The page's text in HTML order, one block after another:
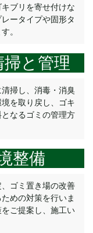
ブリを寄せ付けな
ータイプや固形タ
。
と管理
掃し、消毒・消臭
を取り戻し、ゴキ
なるゴミの管理方
整備
ゴミ置き場の改善
めの対策を行いま
ご提案し、施工い